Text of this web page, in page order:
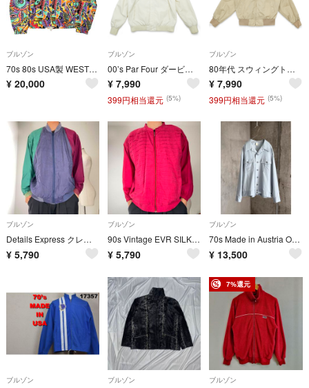
ブルゾン
70s 80s USA製 WESTWIND Vintage Cotton JKT
¥ 20,000
ブルゾン
00’s Par Four ダービージャケット カップショルダー XL ホワイト 西海岸 アメリカ古着 ブルゾン 【u1088】
¥ 7,990
399円相当還元 (5%)
ブルゾン
80年代 スウィングトップ ブルゾン 胸ロゴプリント TALONジップ XL ヴィンテージ ベージュ 【u1091】
¥ 7,990
399円相当還元 (5%)
ブルゾン
Details Express クレイジーパターン シルク100% ブルゾン
¥ 5,790
ブルゾン
90s Vintage EVR SILK ブルゾン シルク ナポレオンジャケット
¥ 5,790
ブルゾン
70s Made in Austria Open collar jacket
¥ 13,500
ブルゾン ブルゾン
7%還元
ブルゾン